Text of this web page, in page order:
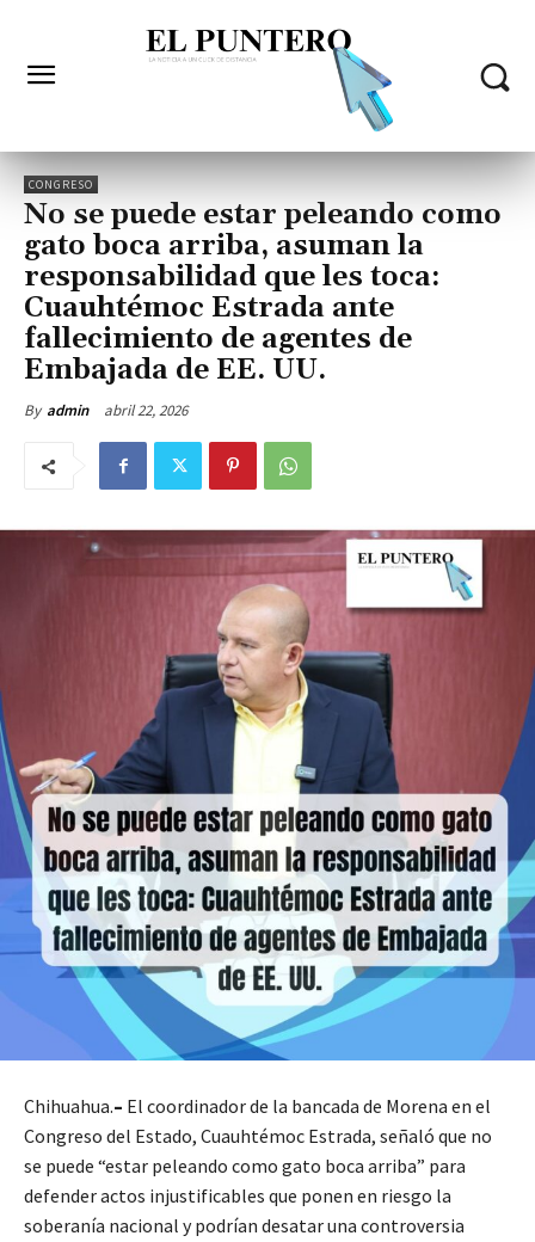
CONGRESO
No se puede estar peleando como
gato boca arriba, asuman la
responsabilidad que les toca:
Cuauhtémoc Estrada ante
fallecimiento de agentes de
Embajada de EE. UU.
By admin abril 22, 2026
Chihuahua.– El coordinador de la bancada de Morena en el
Congreso del Estado, Cuauhtémoc Estrada, señaló que no
se puede “estar peleando como gato boca arriba” para
defender actos injustificables que ponen en riesgo la
soberanía nacional y podrían desatar una controversia